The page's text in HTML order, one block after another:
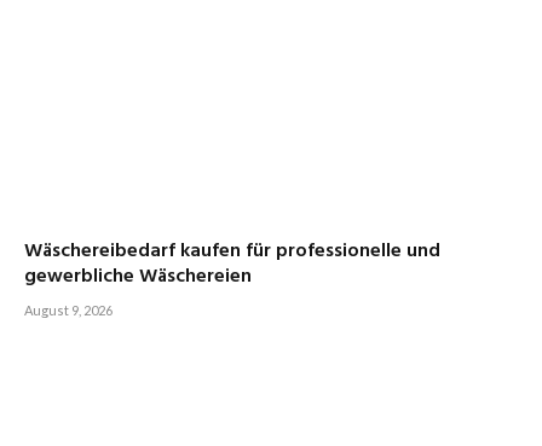
Wäschereibedarf kaufen für professionelle und
gewerbliche Wäschereien
August 9, 2026